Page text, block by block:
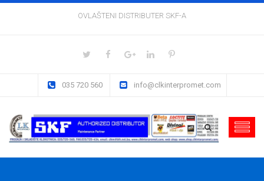
OVLAŠTENI DISTRIBUTER SKF-A
035 720 560 info@clkinterpromet.com